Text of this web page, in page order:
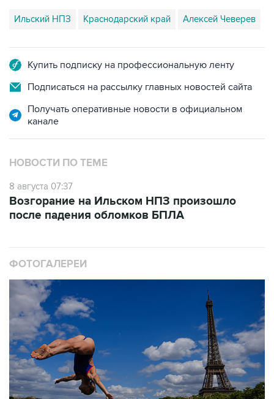
Ильский НПЗ Краснодарский край Алексей Чеверев
Купить подписку на профессиональную ленту
Подписаться на рассылку главных новостей сайта
Получать оперативные новости в официальном
канале
НОВОСТИ ПО ТЕМЕ
8 августа 07:37
Возгорание на Ильском НПЗ произошло
после падения обломков БПЛА
ФОТОГАЛЕРЕИ